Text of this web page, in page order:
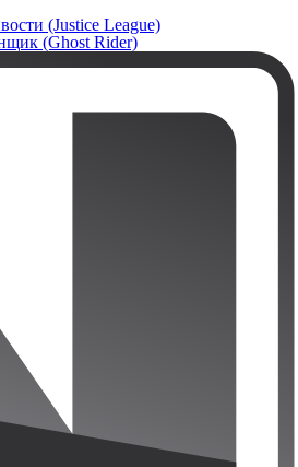
(Justice League)
(Ghost Rider)